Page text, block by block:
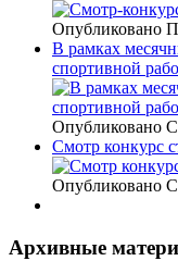
Опубликовано
В рамках
спортивной
Опубликовано
Смотр конкурс
Опубликовано
Архивные